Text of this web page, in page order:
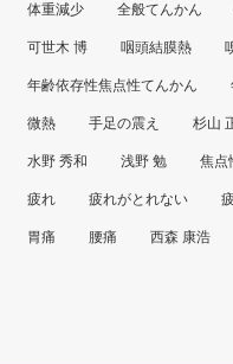
体重減少 全般てんかん
可世木 博 咽頭結膜熱
年齢依存性焦点性てんかん
微熱 手足の震え 杉山
水野 秀和 浅野 勉 焦点
疲れ 疲れがとれない
胃痛 腰痛 西森 康浩